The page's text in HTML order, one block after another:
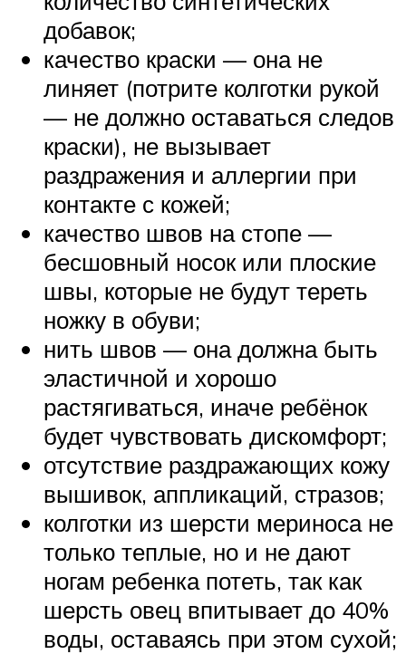
добавок;
качество краски — она не
линяет (потрите колготки рукой
— не должно оставаться следов
краски), не вызывает
раздражения и аллергии при
контакте с кожей;
качество швов на стопе —
бесшовный носок или плоские
швы, которые не будут тереть
ножку в обуви;
нить швов — она должна быть
эластичной и хорошо
растягиваться, иначе ребёнок
будет чувствовать дискомфорт;
отсутствие раздражающих кожу
вышивок, аппликаций, стразов;
колготки из шерсти мериноса не
только теплые, но и не дают
ногам ребенка потеть, так как
шерсть овец впитывает до 40%
воды, оставаясь при этом сухой;